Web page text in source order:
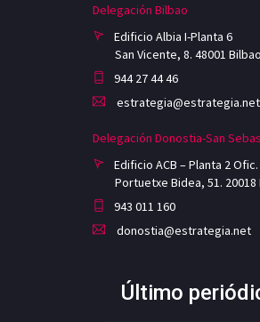
Delegación Bilbao
Edificio Albia I-Planta 6
San Vicente, 8. 48001 Bilbao
944 27 44 46
estrategia@estrategia.net
Delegación Donostia-San
Edificio ACB – Planta 2
Portuetxe Bidea, 51. 20018
943 011 160
donostia@estrategia.net
Último